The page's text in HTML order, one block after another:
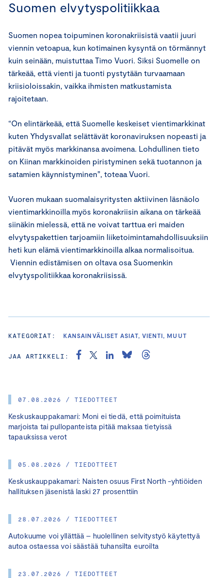
07.08.2026 / TIEDOTTEET
Keskuskauppakamari: Moni ei tiedä, että poimituista
marjoista tai pullopanteista pitää maksaa tietyissä
tapauksissa verot
05.08.2026 / TIEDOTTEET
Keskuskauppakamari: Naisten osuus First North -yhtiöiden
hallituksen jäsenistä laski 27 prosenttiin
28.07.2026 / TIEDOTTEET
Autokuume voi yllättää – huolellinen selvitystyö käytettyä
autoa ostaessa voi säästää tuhansilta euroilta
23.07.2026 / TIEDOTTEET
Suomen elvytyspolitiikkaa
Suomen nopea toipuminen koronakriisistä vaatii juuri
viennin vetoapua, kun kotimainen kysyntä on törmännyt
kuin seinään, muistuttaa Timo Vuori. Siksi Suomelle on
tärkeää, että vienti ja tuonti pystytään turvaamaan
kriisioloissakin, vaikka ihmisten matkustamista
rajoitetaan.
“On elintärkeää, että Suomelle keskeiset vientimarkkinat
kuten Yhdysvallat selättävät koronaviruksen nopeasti ja
pitävät myös markkinansa avoimena. Lohdullinen tieto
on Kiinan markkinoiden piristyminen sekä tuotannon ja
satamien käynnistyminen”, toteaa Vuori.
Vuoren mukaan suomalaisyritysten aktiivinen läsnäolo
vientimarkkinoilla myös koronakriisin aikana on tärkeää
siinäkin mielessä, että ne voivat tarttua eri maiden
elvytyspakettien tarjoamiin liiketoimintamahdollisuuksiin
heti kun elämä vientimarkkinoilla alkaa normalisoitua.
Viennin edistämisen on oltava osa Suomenkin
elvytyspolitiikkaa koronakriisissä.
KATEGORIAT: KANSAINVÄLISET ASIAT, VIENTI, MUUT
JAA ARTIKKELI: